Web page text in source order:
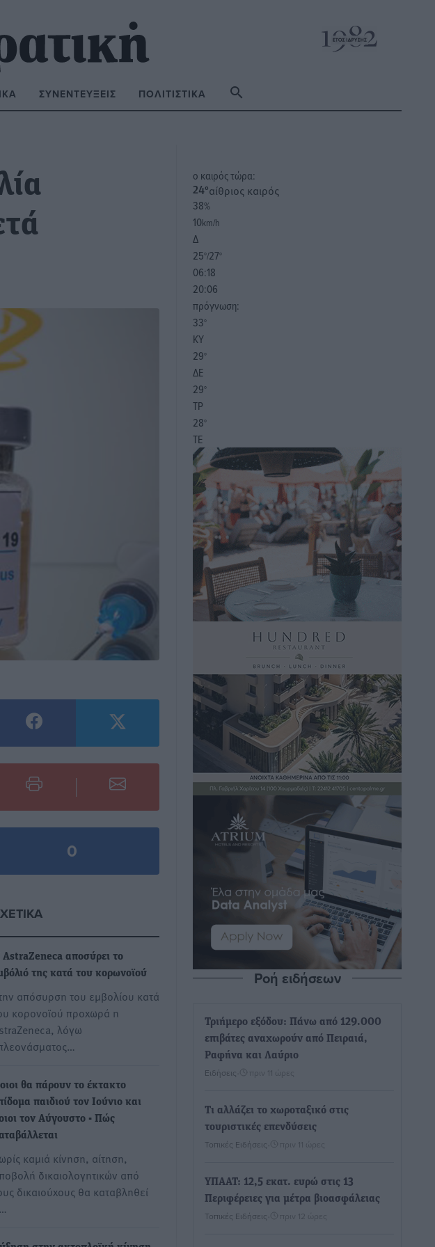
ΣΥΝΕΝΤΕΎΞΕΙΣ ΠΟΛΙΤΙΣΤΙΚΆ
0
αποσύρει το
της κατά του κορωνοϊού
απόσυρση του εμβολίου κατά
κορονοϊού προχωρά η
λόγω
θα πάρουν το έκτακτο
παιδιού τον Ιούνιο και
τον Αύγουστο - Πώς
καμιά κίνηση, αίτηση,
δικαιολογητικών από
δικαιούχους θα καταβληθεί
o καιρός τώρα:
24°αίθριος καιρός
38%
10km/h
Δ
25°/27°
06:18
20:06
πρόγνωση:
33°
ΚΥ
29°
ΔΕ
29°
ΤΡ
28°
ΤΕ
Ροή ειδήσεων
Τριήμερο εξόδου: Πάνω από 129.000
επιβάτες αναχωρούν από Πειραιά,
Ραφήνα και Λαύριο
Ειδήσεις πριν 11 ώρες
Τι αλλάζει το χωροταξικό στις
τουριστικές επενδύσεις
Τοπικές Ειδήσεις πριν 11 ώρες
ΥΠΑΑΤ: 12,5 εκατ. ευρώ στις 13
Περιφέρειες για μέτρα βιοασφάλειας
Τοπικές Ειδήσεις πριν 12 ώρες